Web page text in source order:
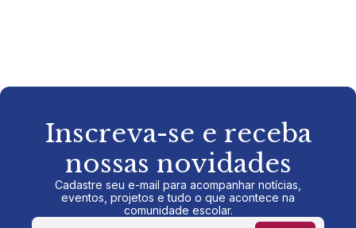
Inscreva-se e receba
nossas novidades
Cadastre seu e-mail para acompanhar notícias,
eventos, projetos e tudo o que acontece na
comunidade escolar.